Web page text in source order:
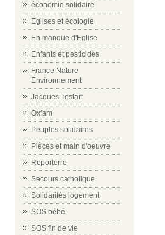
économie solidaire
Eglises et écologie
En manque d'Eglise
Enfants et pesticides
France Nature
Environnement
Jacques Testart
Oxfam
Peuples solidaires
Pièces et main d'oeuvre
Reporterre
Secours catholique
Solidarités logement
SOS bébé
SOS fin de vie